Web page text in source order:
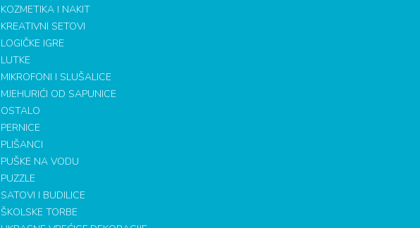
KOZMETIKA I NAKIT
KREATIVNI SETOVI
LOGIČKE IGRE
LUTKE
MIKROFONI I SLUŠALICE
MJEHURIĆI OD SAPUNICE
OSTALO
PERNICE
PLIŠANCI
PUŠKE NA VODU
PUZZLE
SATOVI I BUDILICE
ŠKOLSKE TORBE